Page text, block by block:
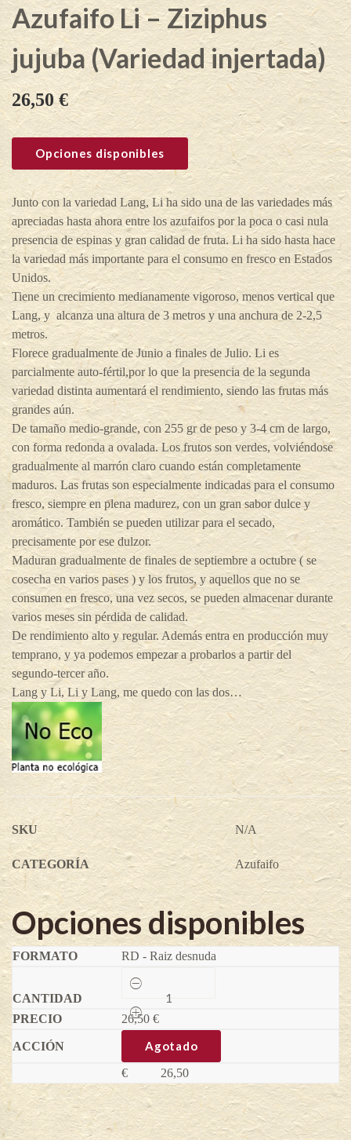
Azufaifo Li – Ziziphus
jujuba (Variedad injertada)
26,50€
Opciones disponibles
Junto con la variedad Lang, Li ha sido una de las variedades más
apreciadas hasta ahora entre los azufaifos por la poca o casi nula
presencia de espinas y gran calidad de fruta. Li ha sido hasta hace
la variedad más importante para el consumo en fresco en Estados
Unidos.
Tiene un crecimiento medianamente vigoroso, menos vertical que
Lang, y alcanza una altura de 3 metros y una anchura de 2-2,5
metros.
Florece gradualmente de Junio a finales de Julio. Li es
parcialmente auto-fértil,por lo que la presencia de la segunda
variedad distinta aumentará el rendimiento, siendo las frutas más
grandes aún.
De tamaño medio-grande, con 255 gr de peso y 3-4 cm de largo,
con forma redonda a ovalada. Los frutos son verdes, volviéndose
gradualmente al marrón claro cuando están completamente
maduros. Las frutas son especialmente indicadas para el consumo
fresco, siempre en plena madurez, con un gran sabor dulce y
aromático. También se pueden utilizar para el secado,
precisamente por ese dulzor.
Maduran gradualmente de finales de septiembre a octubre ( se
cosecha en varios pases ) y los frutos, y aquellos que no se
consumen en fresco, una vez secos, se pueden almacenar durante
varios meses sin pérdida de calidad.
De rendimiento alto y regular. Además entra en producción muy
temprano, y ya podemos empezar a probarlos a partir del
segundo-tercer año.
Lang y Li, Li y Lang, me quedo con las dos…
SKU N/A
CATEGORÍA Azufaifo
Opciones disponibles
RD - Raiz desnuda
Azufaifo
Ziziphus
jujuba
(Variedad
injertada)
quantity
26,50 €
Agotado
€ 26,50